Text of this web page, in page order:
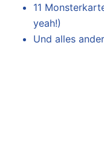
11
yeah!)
Und alles